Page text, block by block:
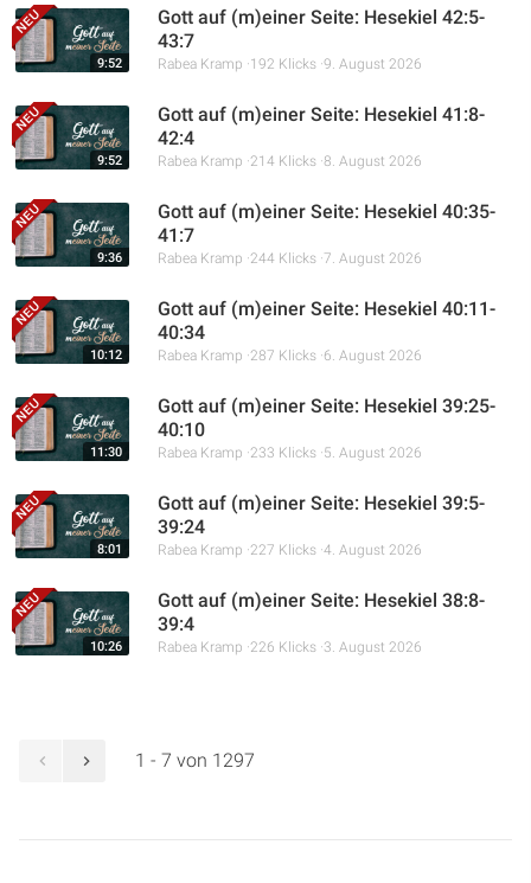
9:52
Gott auf (m)einer Seite: Hesekiel 42:5-
43:7
Rabea Kramp 192 Klicks 9. August 2026
9:52
Gott auf (m)einer Seite: Hesekiel 41:8-
42:4
Rabea Kramp 214 Klicks 8. August 2026
9:36
Gott auf (m)einer Seite: Hesekiel 40:35-
41:7
Rabea Kramp 244 Klicks 7. August 2026
10:12
Gott auf (m)einer Seite: Hesekiel 40:11-
40:34
Rabea Kramp 287 Klicks 6. August 2026
11:30
Gott auf (m)einer Seite: Hesekiel 39:25-
40:10
Rabea Kramp 233 Klicks 5. August 2026
8:01
Gott auf (m)einer Seite: Hesekiel 39:5-
39:24
Rabea Kramp 227 Klicks 4. August 2026
10:26
Gott auf (m)einer Seite: Hesekiel 38:8-
39:4
Rabea Kramp 226 Klicks 3. August 2026
1 - 7 von 1297